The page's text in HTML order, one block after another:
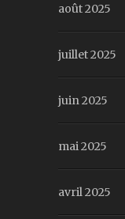
août 2025
juillet 2025
juin 2025
mai 2025
avril 2025